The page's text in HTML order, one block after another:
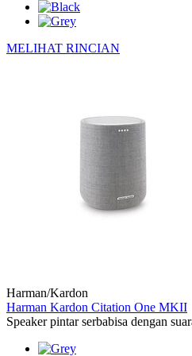
MELIHAT RINCIAN
Harman/Kardon
Harman Kardon Citation One MKII
Speaker pintar serbabisa dengan